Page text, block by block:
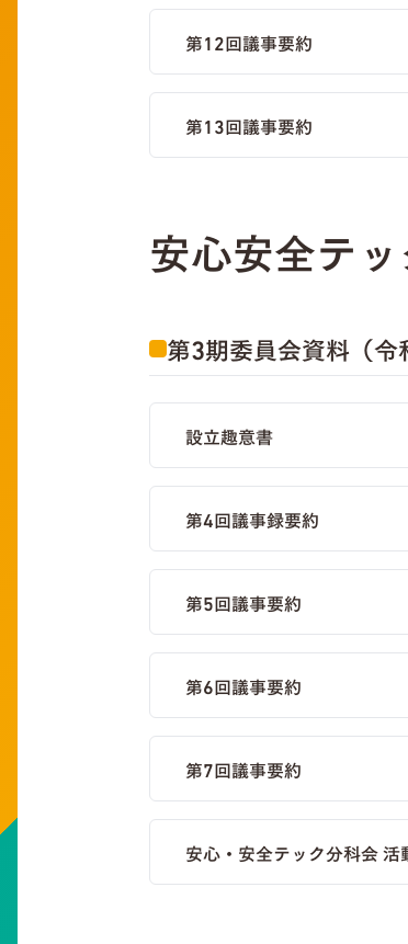
第12回議事要約
第13回議事要約
安心安全テ
第3期委員会資料（令
設立趣意書
第4回議事録要約
第5回議事要約
第6回議事要約
第7回議事要約
安心・安全テック分科会